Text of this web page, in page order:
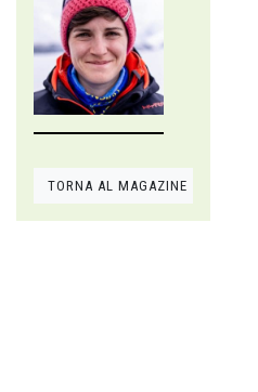
TORNA AL MAGAZINE